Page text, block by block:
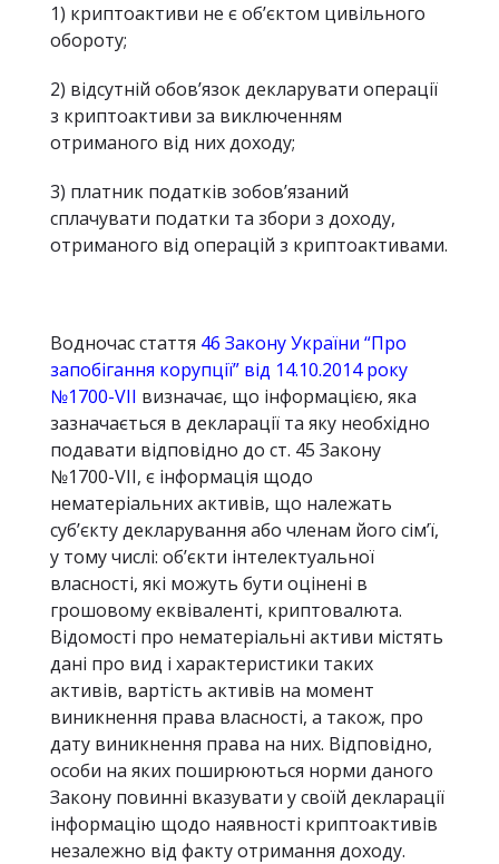
1) криптоактиви не є об’єктом цивільного
обороту;
2) відсутній обов’язок декларувати операції
з криптоактиви за виключенням
отриманого від них доходу;
3) платник податків зобов’язаний
сплачувати податки та збори з доходу,
отриманого від операцій з криптоактивами.
Водночас стаття 46 Закону України “Про
запобігання корупції” від 14.10.2014 року
№1700-VII визначає, що інформацією, яка
зазначається в декларації та яку необхідно
подавати відповідно до ст. 45 Закону
№1700-VII, є інформація щодо
нематеріальних активів, що належать
суб’єкту декларування або членам його сім’ї,
у тому числі: об’єкти інтелектуальної
власності, які можуть бути оцінені в
грошовому еквіваленті, криптовалюта.
Відомості про нематеріальні активи містять
дані про вид і характеристики таких
активів, вартість активів на момент
виникнення права власності, а також, про
дату виникнення права на них. Відповідно,
особи на яких поширюються норми даного
Закону повинні вказувати у своїй декларації
інформацію щодо наявності криптоактивів
незалежно від факту отримання доходу.